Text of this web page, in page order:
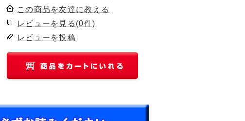
この商品を友達に教える
レビューを見る(0件)
レビューを投稿